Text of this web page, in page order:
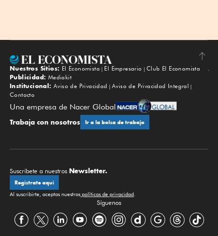
Subir
Nuestros Sitios: El Economista El Empresario
Club El Economista
Publicidad: Mediakit
Institucional: Aviso de Privacidad
Aviso de Privacidad Integral
Contacto
Una empresa de Nacer Global
Trabaja con nosotros Ir a la bolsa de trabajo
Suscríbete a nuestros Newsletter.
Regístrate aquí
Al suscribirte, aceptas nuestras políticas de privacidad
Síguenos